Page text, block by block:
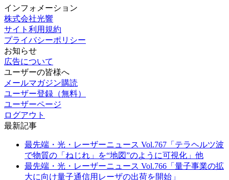
インフォメーション
株式会社光響
サイト利用規約
プライバシーポリシー
お知らせ
広告について
ユーザーの皆様へ
メールマガジン購読
ユーザー登録（無料）
ユーザーページ
ログアウト
最新記事
最先端・光・レーザーニュース Vol.767「テラヘルツ波
で物質の「ねじれ」を“地図”のように可視化」他
最先端・光・レーザーニュース Vol.766「量子事業の拡
大に向け量子通信用レーザの出荷を開始」